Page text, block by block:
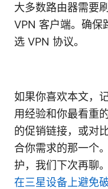
大多数路由器需要
VPN 客户端。确保
选 VPN 协议。
如果你喜欢本文，
用经验和你最看重
的促销链接，或对
合你需求的那一个
护，我们下次再聊。
在三星设备上避免